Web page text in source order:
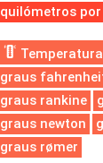
quilómetros
Temperatura
graus
graus rankine
graus newton
graus rømer